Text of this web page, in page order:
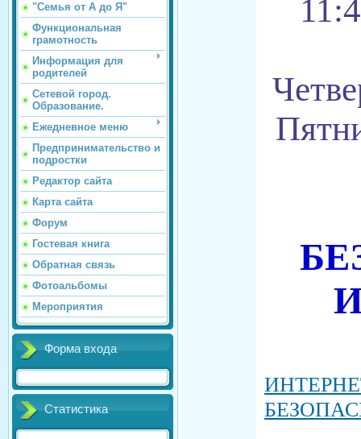
"Семья от А до Я"
Функциональная
грамотность
Информация для
родителей
Сетевой город.
Образование.
Ежедневное меню
Предпринимательство и
подростки
Редактор сайта
Карта сайта
Форум
Гостевая книга
Обратная связь
Фотоальбомы
Мероприятия
Форма входа
Статистика